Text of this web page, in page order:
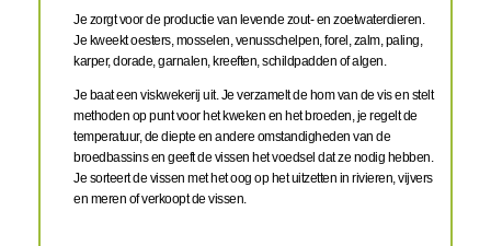
Je zorgt voor de productie van levende zout- en zoetwaterdieren.
Je kweekt oesters, mosselen, venusschelpen, forel, zalm, paling,
karper, dorade, garnalen, kreeften, schildpadden of algen.
Je baat een viskwekerij uit. Je verzamelt de hom van de vis en stelt
methoden op punt voor het kweken en het broeden, je regelt de
temperatuur, de diepte en andere omstandigheden van de
broedbassins en geeft de vissen het voedsel dat ze nodig hebben.
Je sorteert de vissen met het oog op het uitzetten in rivieren, vijvers
en meren of verkoopt de vissen.